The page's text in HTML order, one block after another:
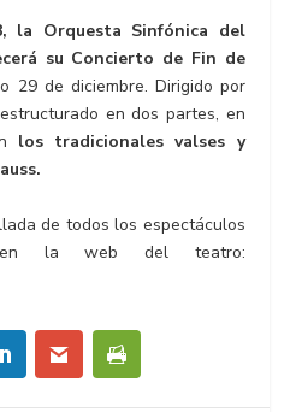
la Orquesta Sinfónica del
su Concierto de Fin de
29 de diciembre. Dirigido por
en dos partes, en
los tradicionales valses y
de todos los espectáculos
en la web del teatro: